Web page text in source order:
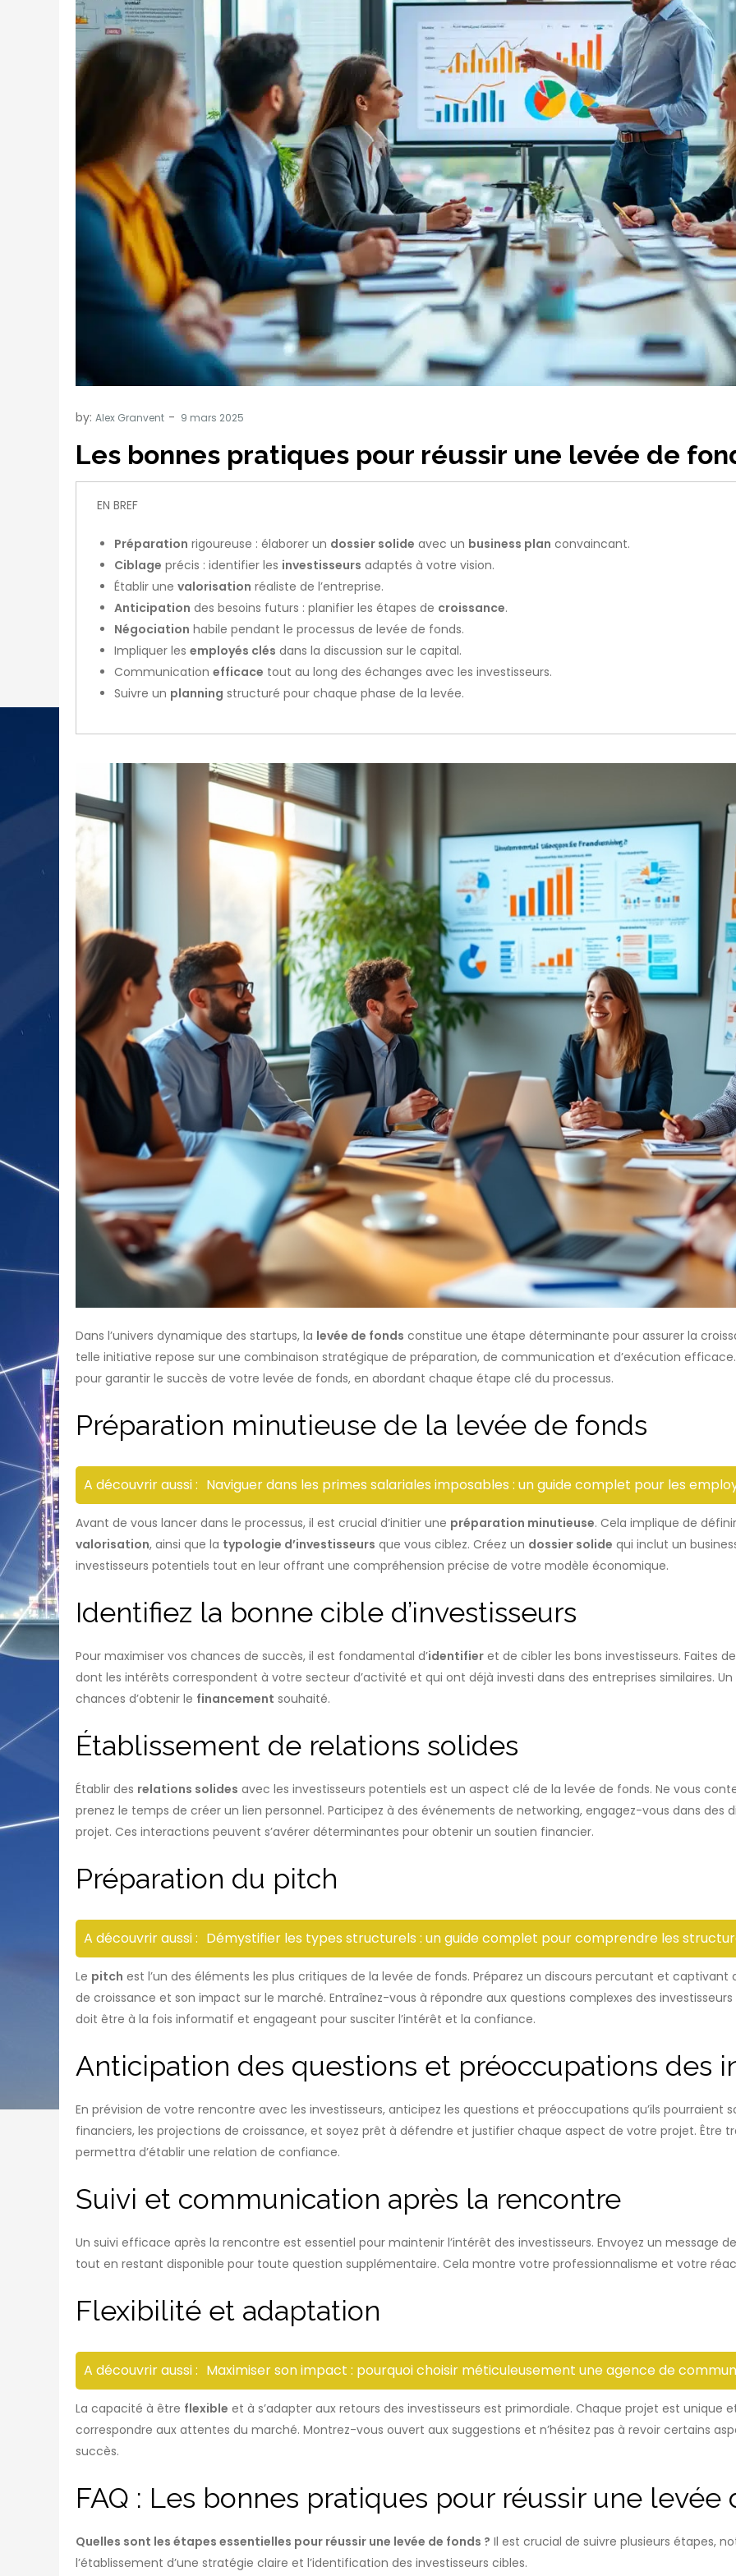
by: Alex Granvent
Les bonnes pratiques pour réussir une levée de
EN BREF
Préparation rigoureuse : élaborer un dossier solide avec un business plan convaincant.
Ciblage précis : identifier les investisseurs adaptés à votre vision.
Établir une valorisation réaliste de l’entreprise.
Anticipation des besoins futurs : planifier les étapes de croissance.
Négociation habile pendant le processus de levée de fonds.
Impliquer les employés clés dans la discussion sur le capital.
Communication efficace tout au long des échanges avec les investisseurs.
Suivre un planning structuré pour chaque phase de la levée.
Dans l’univers dynamique des startups, la levée de fonds constitue une étape déterminante pour assurer la
telle initiative repose sur une combinaison stratégique de préparation, de communication et d’exécution
pour garantir le succès de votre levée de fonds, en abordant chaque étape clé du processus.
Préparation minutieuse de la levée de fonds
A découvrir aussi : Naviguer dans les primes salariales imposables : un guide complet pour les
Avant de vous lancer dans le processus, il est crucial d’initier une préparation minutieuse. Cela implique de
valorisation, ainsi que la typologie d’investisseurs que vous ciblez. Créez un dossier solide qui inclut un
investisseurs potentiels tout en leur offrant une compréhension précise de votre modèle économique.
Identifiez la bonne cible d’investisseurs
Pour maximiser vos chances de succès, il est fondamental d’identifier et de cibler les bons investisseurs. Faites
dont les intérêts correspondent à votre secteur d’activité et qui ont déjà investi dans des entreprises similaires.
chances d’obtenir le financement souhaité.
Établissement de relations solides
Établir des relations solides avec les investisseurs potentiels est un aspect clé de la levée de fonds. Ne vous
prenez le temps de créer un lien personnel. Participez à des événements de networking, engagez-vous dans des
projet. Ces interactions peuvent s’avérer déterminantes pour obtenir un soutien financier.
Préparation du pitch
A découvrir aussi : Démystifier les types structurels : un guide complet pour comprendre les
Le pitch est l’un des éléments les plus critiques de la levée de fonds. Préparez un discours percutant et
de croissance et son impact sur le marché. Entraînez-vous à répondre aux questions complexes des
doit être à la fois informatif et engageant pour susciter l’intérêt et la confiance.
Anticipation des questions et préoccupations des
En prévision de votre rencontre avec les investisseurs, anticipez les questions et préoccupations qu’ils pourraient
financiers, les projections de croissance, et soyez prêt à défendre et justifier chaque aspect de votre projet. Être
permettra d’établir une relation de confiance.
Suivi et communication après la rencontre
Un suivi efficace après la rencontre est essentiel pour maintenir l’intérêt des investisseurs. Envoyez un message
tout en restant disponible pour toute question supplémentaire. Cela montre votre professionnalisme et votre
Flexibilité et adaptation
A découvrir aussi : Maximiser son impact : pourquoi choisir méticuleusement une agence de
La capacité à être flexible et à s’adapter aux retours des investisseurs est primordiale. Chaque projet est
correspondre aux attentes du marché. Montrez-vous ouvert aux suggestions et n’hésitez pas à revoir certains
succès.
FAQ : Les bonnes pratiques pour réussir une levée
Quelles sont les étapes essentielles pour réussir une levée de fonds ? Il est crucial de suivre plusieurs étapes,
l’établissement d’une stratégie claire et l’identification des investisseurs cibles.